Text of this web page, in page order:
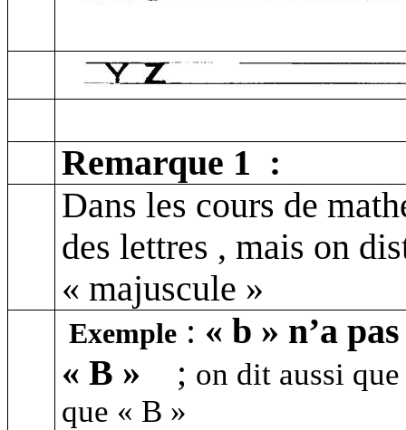
Remarque 1 :
Dans les cours de
des lettres , mais on
« majuscule »
Exemple : « b » n’a
« B »
; on dit aussi
que « B »